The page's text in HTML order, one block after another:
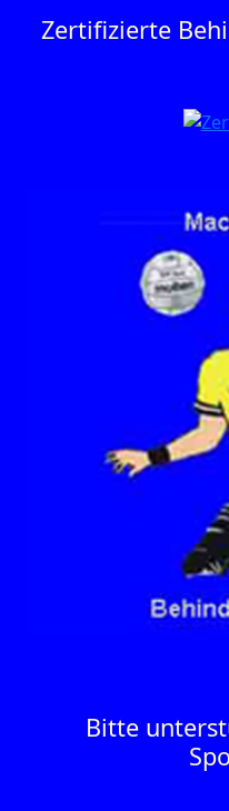
Zertifizierte
Bitte